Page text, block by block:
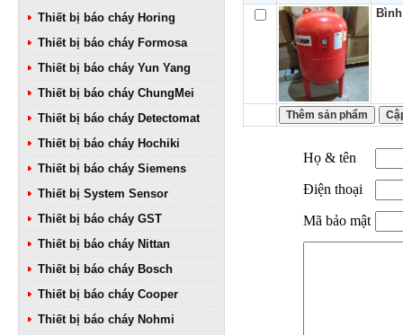
Thiết bị báo cháy Horing
Thiết bị báo cháy Formosa
Thiết bị báo cháy Yun Yang
Thiết bị báo cháy ChungMei
Thiết bị báo cháy Detectomat
Thiết bị báo cháy Hochiki
Thiết bị báo cháy Siemens
Thiết bị System Sensor
Thiết bị báo cháy GST
Thiết bị báo cháy Nittan
Thiết bị báo cháy Bosch
Thiết bị báo cháy Cooper
Thiết bị báo cháy Nohmi
Họ & tên
Điện thoại
Mã bảo mật